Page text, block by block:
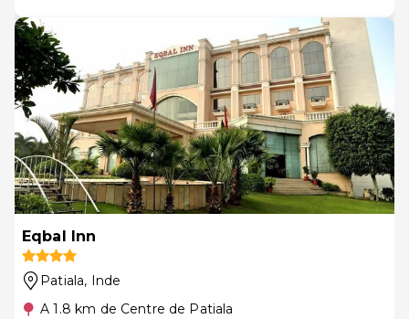
Eqbal Inn
Patiala, Inde
A 1.8 km de Centre de Patiala